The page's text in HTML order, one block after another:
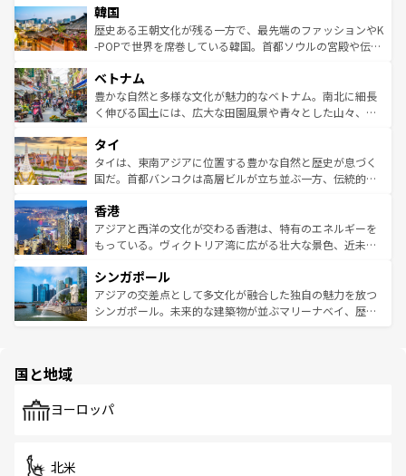
ワイを、存分に味わってほしい。 なお、新着のハワイ情報
はコンテンツ一覧を参照してほしい。
いる。アクティビティも充実しており、サーフィンやダイ
ビング、ハイキングなど、アウトドア好きにはたまらな
い。オーストラリアの多彩な魅力を存分に味わいつくそ
参照してほしい。
ン）、静ひつな山岳地帯である台湾東部など、都市の喧騒
と山間の静けさが共存しており、訪れる人に新しい発見と
驚きをもたらしてくれる。また、奥深い台湾の食文化も魅
容にもいいと評判のスイーツなど、バラエティ豊かな料理
が味わえる。 なお、新着の台湾情報は コンテンツ一覧を参
照してほしい。
韓国
歴史ある王朝文化が残る一方で、最先端のファッションやK
-POPで世界を席巻している韓国。首都ソウルの宮殿や伝統
き、地方に足を延ばせば四季折々の自然美を楽しむことが
できる。そして、キムチや焼肉、絶品のストリートフード
まで、さまざまな韓国料理が待っている。夜には、韓国な
リティに包まれながら、韓国の多彩な魅力を心ゆくまで味
わってみてほしい。 なお、新着の韓国情報はコンテンツ一
覧を参照してほしい。
ベトナム
豊かな自然と多様な文化が魅力的なベトナム。南北に細長
く伸びる国土には、広大な田園風景や青々とした山々、世
急速な発展と共に伝統が息づく。ハノイの古い町並みやホ
ーチミン市のフランス統治時代の建物も、独特の雰囲気を
醸し出している。また、バラエティの豊かさとおいしさで
とつ。フォーやバインミー、ベトナムコーヒーなどは、ぜ
ひ現地で味わいたい。どの地域を訪れてもあたたかい人々
が旅行者を迎えてくれるので、きっと忘れられない旅にな
参照してほしい。
タイ
タイは、東南アジアに位置する豊かな自然と歴史が息づく
国だ。首都バンコクは高層ビルが立ち並ぶ一方、伝統的な
の活気が交差している。北部ではチェンマイなどの山岳地
帯で自然と触れ合い、南部ではプーケットやクラビの美し
いビーチでリゾート気分を楽しむことができる。タイ料理
激する。気候は一年中温暖で、どの季節にも異なる楽しみ
が待っている。親しみやすいタイの人々、仏教を中心とし
た文化、そして多様な観光資源が、訪れる旅人を魅了し続
香港
アジアと西洋の文化が交わる香港は、特有のエネルギーを
もっている。ヴィクトリア湾に広がる壮大な景色、近未来
み、どこを訪れても感動するはず。観光スポットが密集し
ており、効率よく見どころを回れるのも魅力。息をのむよ
うな絶景から文化的な体験まで、香港を存分に楽しみ尽く
シンガポール
アジアの交差点として多文化が融合した独自の魅力を放つ
シンガポール。未来的な建築物が並ぶマリーナベイ、歴史
で、ホーカーズは地元の風情を楽しめる外せないスポット
国と地域
ヨーロッパ
北米